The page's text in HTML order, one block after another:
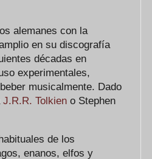
alemanes con la
en su discografía
décadas en
experimentales,
musicalmente. Dado
J.R.R. Tolkien o Stephen
de los
enanos, elfos y